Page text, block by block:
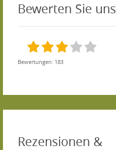
Bewerten Sie uns
Bewertungen: 183
Rezensionen &